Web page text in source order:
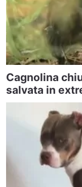
Cagnolina
salvata in